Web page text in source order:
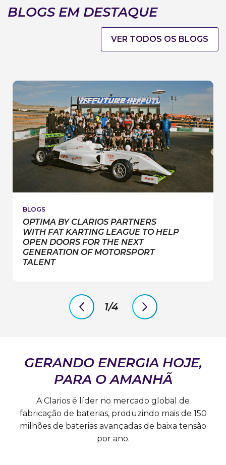
LEUCHTER
AND
24‑HOUR
BLOGS EM DESTAQUE
VER TODOS OS BLOGS
BLOGS
OPTIMA BY CLARIOS PARTNERS
WITH FAT KARTING LEAGUE TO HELP
OPEN DOORS FOR THE NEXT
GENERATION OF MOTORSPORT
TALENT
previous
slide
1/4
next
slide
GERANDO ENERGIA HOJE,
PARA O AMANHÃ
A Clarios é líder no mercado global de
fabricação de baterias, produzindo mais de 150
milhões de baterias avançadas de baixa tensão
por ano.